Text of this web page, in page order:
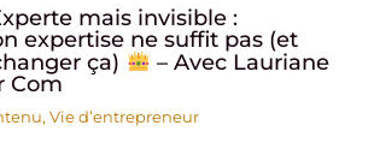
mais invisible :
expertise ne suffit pas (et
ça)
– Avec Lauriane
Com
,Vie d’entrepreneur